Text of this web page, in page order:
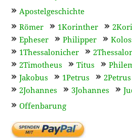
Apostelgeschichte
Römer
1Korinther
Epheser
Philipper
1Thessalonicher
2Timotheus
Titus
Jakobus
1Petrus 2Petrus
2Johannes
3Johannes
Offenbarung